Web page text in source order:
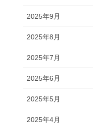
2025年9月
2025年8月
2025年7月
2025年6月
2025年5月
2025年4月